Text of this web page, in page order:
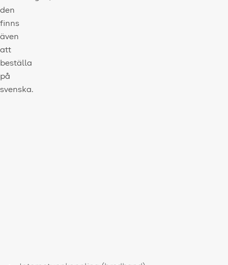
den
finns
även
att
beställa
på
svenska.